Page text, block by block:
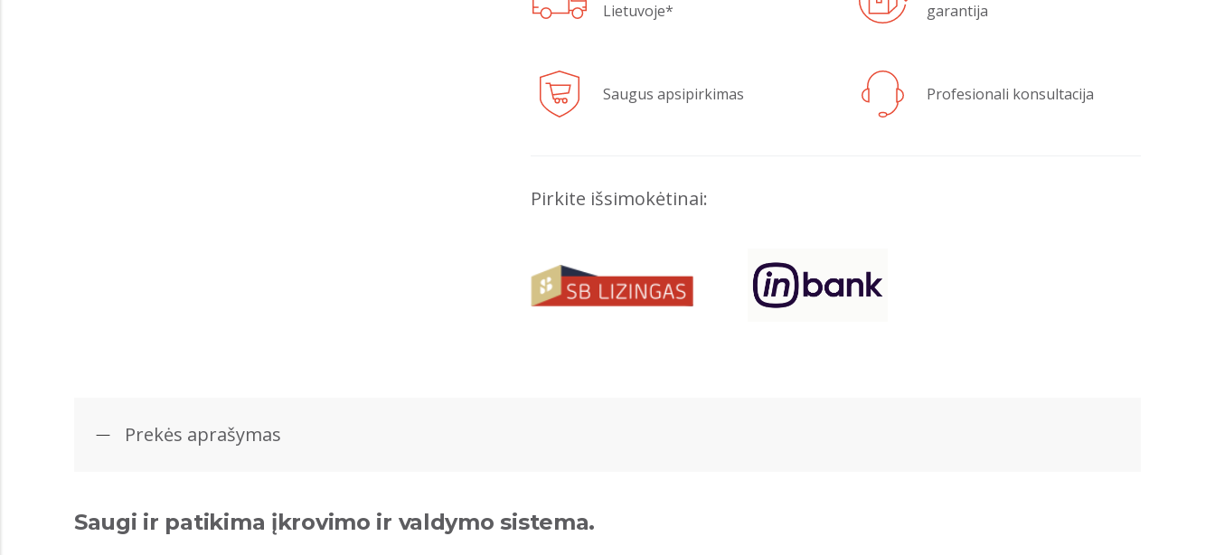
Lietuvoje*
garantija
Saugus apsipirkimas Profesionali konsultacija
Pirkite išsimokėtinai:
Prekės aprašymas
Saugi ir patikima įkrovimo ir valdymo sistema.